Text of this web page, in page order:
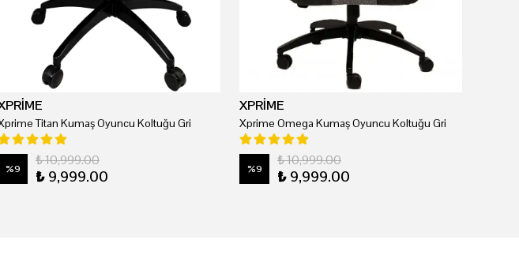
Titan Kumaş Oyuncu Koltuğu Gri
%9
₺ 10,999.00
₺ 9,999.00
XPRİME
Xprime Omega Kumaş Oyuncu Koltuğu Gri
%9
₺ 10,999.00
₺ 9,999.00